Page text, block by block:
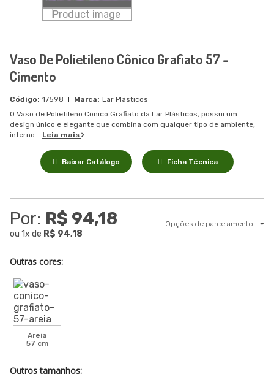
Vaso De Polietileno Cônico Grafiato 57 -
Cimento
17598
Lar Plásticos
O Vaso de Polietileno Cônico Grafiato da Lar Plásticos, possui um
design único e elegante que combina com qualquer tipo de ambiente,
interno... Leia mais
Baixar Catálogo Ficha Técnica
Por: R$ 94,18
ou 1x de R$ 94,18
Opções de parcelamento
Outras cores:
Areia
57 cm
Outros tamanhos: